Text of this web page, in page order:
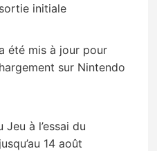
initiale
été mis à jour pour
sur Nintendo
à l’essai du
14 août